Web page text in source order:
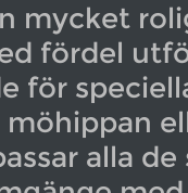
mycket
fördel
för
möhippan
alla